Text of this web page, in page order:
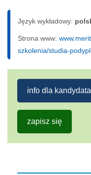
Język wykładowy:
Strona www:
szkolenia/studia-
info dla kandydata
zapisz się